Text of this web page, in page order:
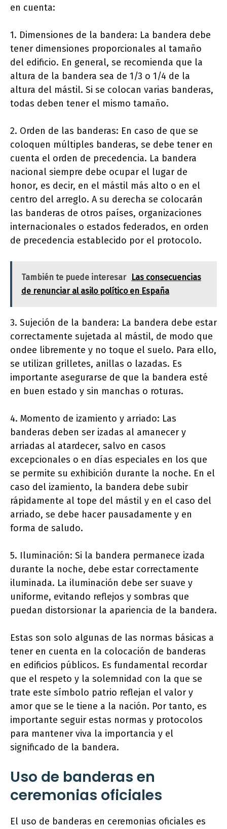
en cuenta:
1. Dimensiones de la bandera: La bandera debe
tener dimensiones proporcionales al tamaño
del edificio. En general, se recomienda que la
altura de la bandera sea de 1/3 o 1/4 de la
altura del mástil. Si se colocan varias banderas,
todas deben tener el mismo tamaño.
2. Orden de las banderas: En caso de que se
coloquen múltiples banderas, se debe tener en
cuenta el orden de precedencia. La bandera
nacional siempre debe ocupar el lugar de
honor, es decir, en el mástil más alto o en el
centro del arreglo. A su derecha se colocarán
las banderas de otros países, organizaciones
internacionales o estados federados, en orden
de precedencia establecido por el protocolo.
También te puede interesar
Las consecuencias
de renunciar al asilo político en España
3. Sujeción de la bandera: La bandera debe estar
correctamente sujetada al mástil, de modo que
ondee libremente y no toque el suelo. Para ello,
se utilizan grilletes, anillas o lazadas. Es
importante asegurarse de que la bandera esté
en buen estado y sin manchas o roturas.
4. Momento de izamiento y arriado: Las
banderas deben ser izadas al amanecer y
arriadas al atardecer, salvo en casos
excepcionales o en días especiales en los que
se permite su exhibición durante la noche. En el
caso del izamiento, la bandera debe subir
rápidamente al tope del mástil y en el caso del
arriado, se debe hacer pausadamente y en
forma de saludo.
5. Iluminación: Si la bandera permanece izada
durante la noche, debe estar correctamente
iluminada. La iluminación debe ser suave y
uniforme, evitando reflejos y sombras que
puedan distorsionar la apariencia de la bandera.
Estas son solo algunas de las normas básicas a
tener en cuenta en la colocación de banderas
en edificios públicos. Es fundamental recordar
que el respeto y la solemnidad con la que se
trate este símbolo patrio reflejan el valor y
amor que se le tiene a la nación. Por tanto, es
importante seguir estas normas y protocolos
para mantener viva la importancia y el
significado de la bandera.
Uso de banderas en
ceremonias oficiales
El uso de banderas en ceremonias oficiales es